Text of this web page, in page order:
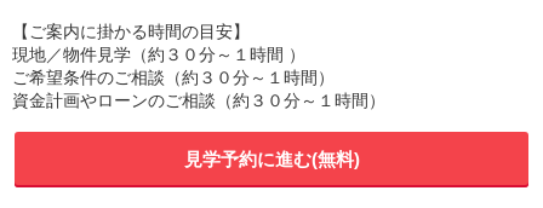
【ご案内に掛かる時間の目安】
現地／物件見学（約３０分～１時間 ）
ご希望条件のご相談（約３０分～１時間）
資金計画やローンのご相談（約３０分～１時間）
見学予約に進む(無料)